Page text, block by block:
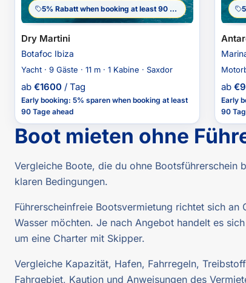
5% Rabatt when booking at least 90 Tage ahead
Dry Martini
Botafoc Ibiza
Yacht · 9 Gäste · 11 m · 1 Kabine · Saxdor
ab €1600 / Tag
Early booking: 5% sparen when booking at least
90 Tage ahead
ab €
Early
90
Boot mieten ohne
Vergleiche Boote, die du ohne Bootsführerschein
klaren Bedingungen.
Führerscheinfreie Bootsvermietung richtet sich an
Wasser möchten. Je nach Angebot handelt es
um eine Charter mit Skipper.
Vergleiche Kapazität, Hafen, Fahrregeln,
Fahrgebiet, Kaution und Anweisungen des